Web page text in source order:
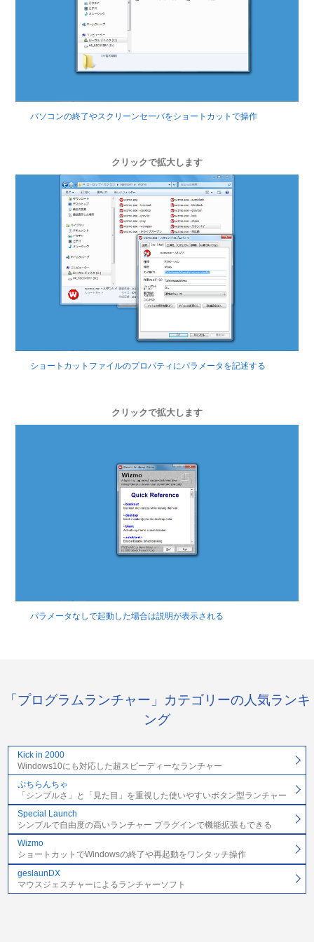
パソコンの終了やスクリーンセーバをショートカットで操作
クリックで拡大します
ショートカットファイルのプロパティにパラメータを記述する
クリックで拡大します
パラメータなしで起動した場合は説明が表示される
「プログラムランチャー」カテゴリーの人気ランキ
ング
Kick in 2000
Windows10にも対応した超スピーディーなランチャー
ぷちらんちゃ
「シンプルさ」と「見た目」を重視した使いやすいボタン型ランチャー
Special Launch
シンプルで自由度の高いランチャー プラグインで機能拡張もできる
Wizmo
ショートカットでWindowsの終了や再起動をワンタッチ操作
geslaunDX
マウスジェスチャーによるランチャーソフト